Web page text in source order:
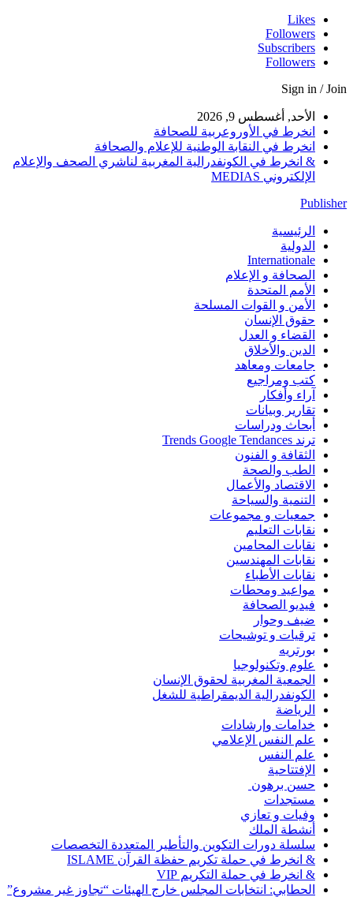
Likes
Followers
Subscribers
Followers
Sign in /
الأحد, أغسطس 9, 2026
انخرط في الأوروعربية للصحافة
انخرط في النقابة الوطنية للإعلام والصحافة
& انخرط في الكونفدرالية المغربية لناشري الصحف والإعلام
الإلكتروني MEDIAS
الرئيسية
الدولية
Internationale
الصحافة و الإعلام
الأمم المتحدة
الأمن و القوات المسلحة
حقوق الإنسان
القضاء و العدل
الدين والأخلاق
جامعات ومعاهد
كتب ومراجيع
آراء وأفكار
تقارير وبيانات
أبحاث ودراسات
ترند Trends Google Tendances
الثقافة و الفنون
الطب والصحة
الاقتصاد والأعمال
التنمية والسياحة
جمعيات و مجموعات
نقابات التعليم
نقابات المحامين
نقابات المهندسين
نقابات الأطباء
مواعيد ومحطات
فيديو الصحافة
ضيف وحوار
ترقيات و توشيحات
بورتريه
علوم وتكنولوجيا
الجمعية المغربية لحقوق الإنسان
الكونفدرالية الديمقراطية للشغل
الرياضة
خدامات وإرشادات
علم النفس الإعلامي
علم النفس
الإفتتاحية
حسن برهون
مستجدات
وفيات و تعازي
أنشطة الملك
سلسلة دورات التكوين والتأطير المتعددة التخصصات
& انخرط في حملة تكريم حفظة القرآن ISLAME
& انخرط في حملة التكريم VIP
الحطابي: انتخابات المجلس خارج الهيئات “تجاوز غير مشروع”